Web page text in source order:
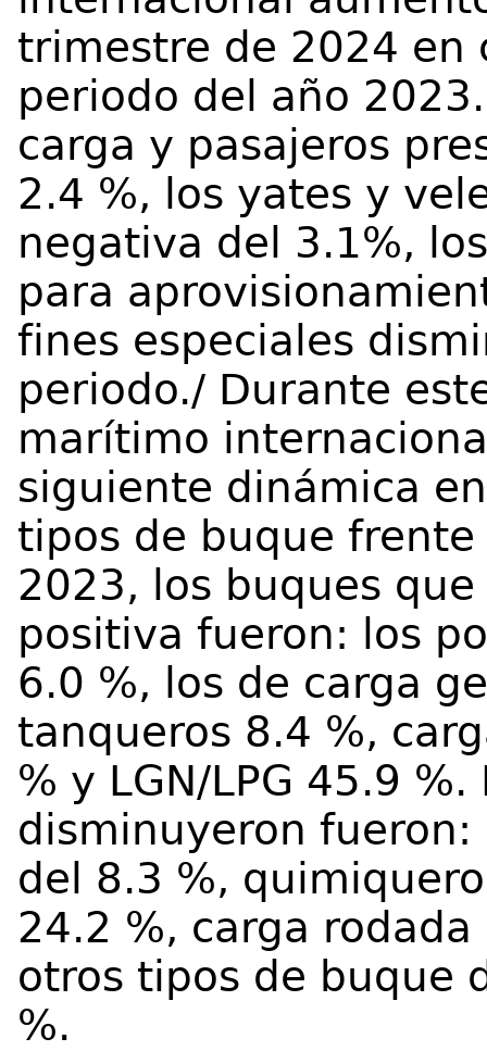
trimestre de 2024 en
periodo del año
carga y pasajeros
2.4 %, los yates y
negativa del 3.1%,
para
fines especiales
periodo./ Durante
marítimo
siguiente dinámica
tipos de buque
2023, los buques
positiva fueron: los
6.0 %, los de carga
tanqueros 8.4 %,
% y LGN/LPG 45.9
disminuyeron
del 8.3 %,
24.2 %, carga
otros tipos de buque
%.